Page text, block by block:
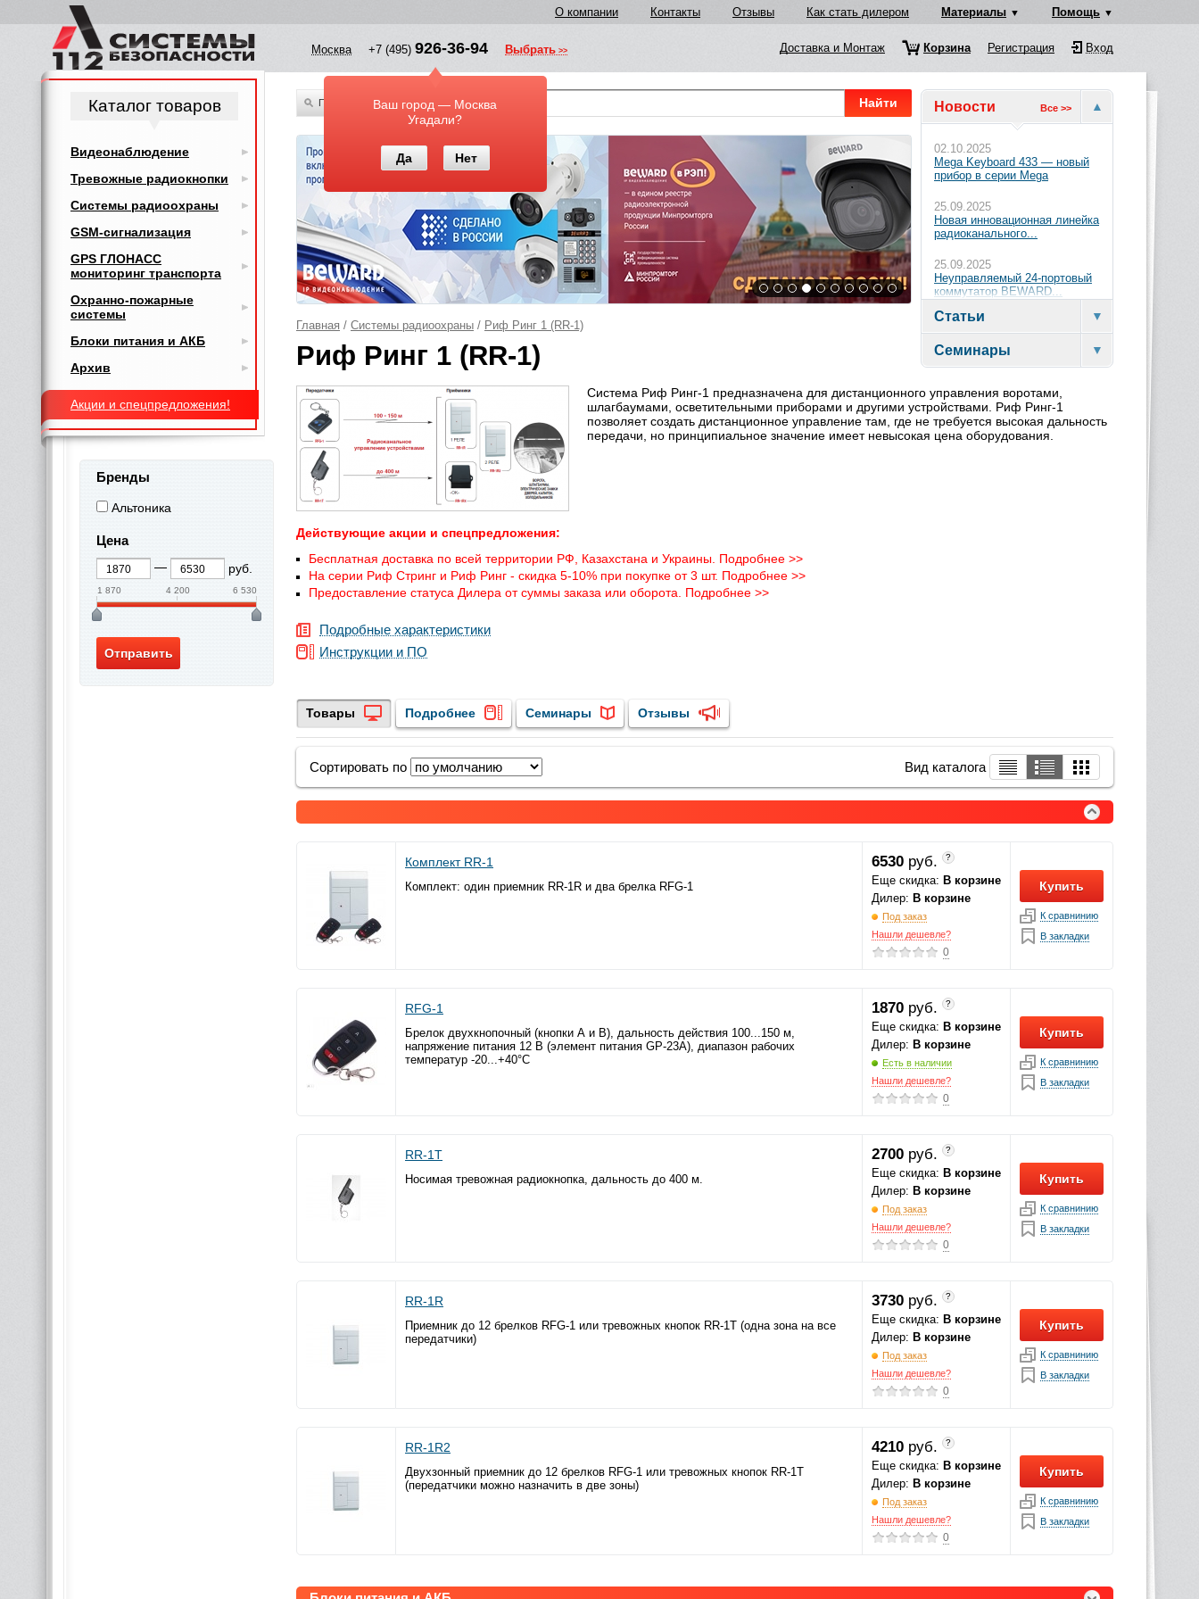
О компании Контакты Отзывы Как стать дилером Материалы Помощь
Москва +7 (495) 926-36-94
Ваш город — Москва
Угадали?
Да Нет
Выбрать Доставка и Монтаж Корзина Регистрация Вход
Новости Все >>
02.10.2025
Mega Keyboard 433 — новый
прибор в серии Mega
25.09.2025
Новая инновационная линейка
радиоканального...
25.09.2025
Неуправляемый 24-портовый
коммутатор BEWARD...
Статьи
Семинары
По всему каталогу Найти
Главная / Системы радиоохраны / Риф Ринг 1 (RR-1)
Риф Ринг 1 (RR-1)
Система Риф Ринг-1 предназначена для дистанционного управления воротами,
шлагбаумами, осветительными приборами и другими устройствами. Риф Ринг-1
позволяет создать дистанционное управление там, где не требуется высокая дальность
передачи, но принципиальное значение имеет невысокая цена оборудования.
Действующие акции и спецпредложения:
Бесплатная доставка по всей территории РФ, Казахстана и Украины. Подробнее >>
На серии Риф Стринг и Риф Ринг - скидка 5-10% при покупке от 3 шт. Подробнее >>
Предоставление статуса Дилера от суммы заказа или оборота. Подробнее >>
Подробные характеристики
Инструкции и ПО
Товары Подробнее Семинары Отзывы
Сортировать по Вид каталога
Комплект RR-1 6530 руб. ?
Еще скидка: В корзине
Дилер: В корзине
Под заказ
Нашли дешевле?
0
Комплект: один приемник RR-1R и два брелка RFG-1 Купить
К сравнинию
В закладки
RFG-1 1870 руб. ?
Еще скидка: В корзине
Дилер: В корзине
Есть в наличии
Нашли дешевле?
0
Брелок двухкнопочный (кнопки А и В), дальность действия 100...150 м,
напряжение питания 12 В (элемент питания GP-23А), диапазон рабочих
температур -20...+40°С
Купить
К сравнинию
В закладки
RR-1T 2700 руб. ?
Еще скидка: В корзине
Дилер: В корзине
Под заказ
Нашли дешевле?
0
Носимая тревожная радиокнопка, дальность до 400 м. Купить
К сравнинию
В закладки
RR-1R 3730 руб. ?
Еще скидка: В корзине
Дилер: В корзине
Под заказ
Нашли дешевле?
0
Приемник до 12 брелков RFG-1 или тревожных кнопок RR-1T (одна зона на все
передатчики)
Купить
К сравнинию
В закладки
RR-1R2 4210 руб. ?
Еще скидка: В корзине
Дилер: В корзине
Под заказ
Нашли дешевле?
0
Двухзонный приемник до 12 брелков RFG-1 или тревожных кнопок RR-1T
(передатчики можно назначить в две зоны)
Купить
К сравнинию
В закладки
Каталог товаров
Видеонаблюдение
Тревожные радиокнопки
Системы радиоохраны
GSM-сигнализация
GPS ГЛОНАСС
мониторинг транспорта
Охранно-пожарные
системы
Блоки питания и АКБ
Архив
Акции и спецпредложения!
Бренды
Альтоника
Цена
руб.
1 870 4 200 6 530